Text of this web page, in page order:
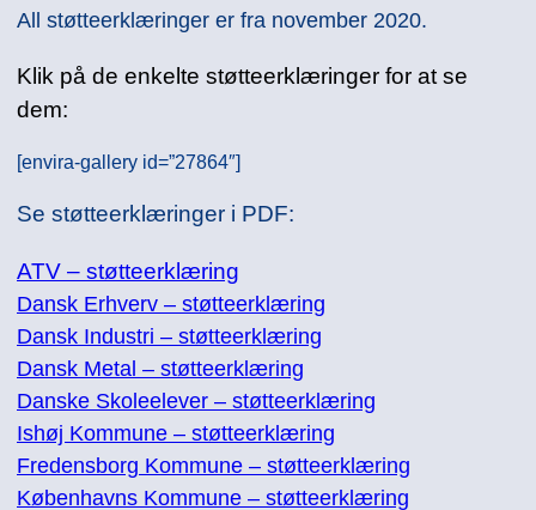
All støtteerklæringer er fra november 2020.
Klik på de enkelte støtteerklæringer for at se
dem:
[envira-gallery id=”27864″]
Se støtteerklæringer i PDF:
ATV – støtteerklæring
Dansk Erhverv – støtteerklæring
Dansk Industri – støtteerklæring
Dansk Metal – støtteerklæring
Danske Skoleelever – støtteerklæring
Ishøj Kommune – støtteerklæring
Fredensborg Kommune – støtteerklæring​
Københavns Kommune – støtteerklæring